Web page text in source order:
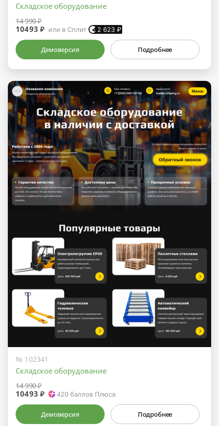
Складское оборудование
14 990 ₽
10493 ₽ или в Сплит 2 623 ₽
Демоверсия Подробнее
№ 102341
Складское оборудование
14 990 ₽
10493 ₽ 420 баллов Плюса
Демоверсия Подробнее